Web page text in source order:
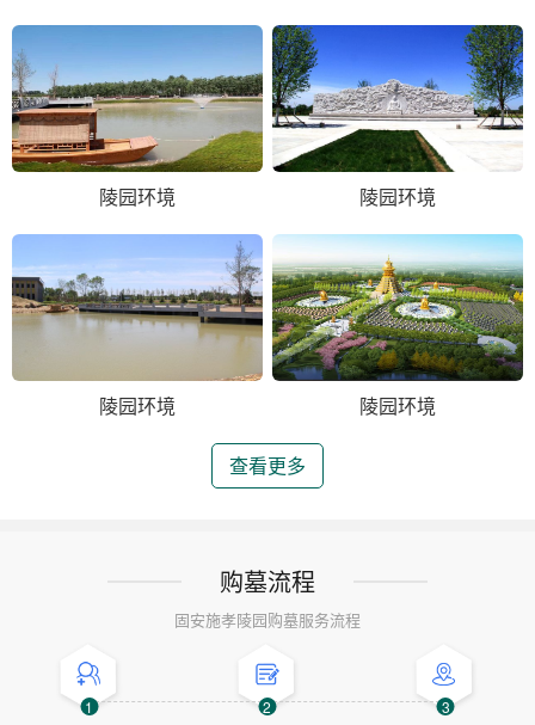
陵园环境 陵园环境
陵园环境 陵园环境
查看更多
购墓流程
固安施孝陵园购墓服务流程
1 2 3